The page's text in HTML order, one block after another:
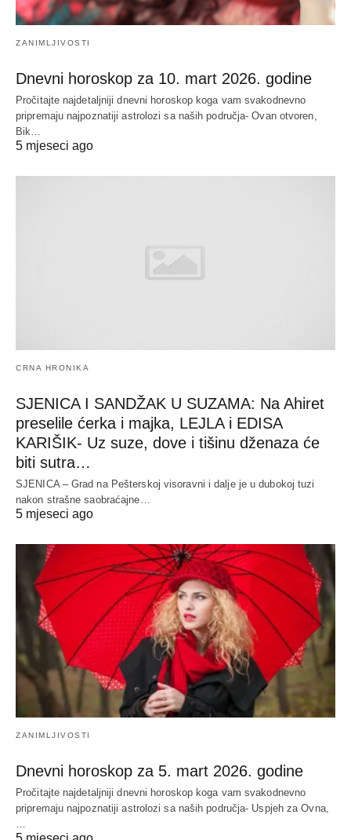
ZANIMLJIVOSTI
Dnevni horoskop za 10. mart 2026. godine
Pročitajte najdetaljniji dnevni horoskop koga vam svakodnevno
pripremaju najpoznatiji astrolozi sa naših područja- Ovan otvoren,
Bik…
5 mjeseci ago
CRNA HRONIKA
SJENICA I SANDŽAK U SUZAMA: Na Ahiret
preselile ćerka i majka, LEJLA i EDISA
KARIŠIK- Uz suze, dove i tišinu dženaza će
biti sutra…
SJENICA – Grad na Pešterskoj visoravni i dalje je u dubokoj tuzi
nakon strašne saobraćajne…
5 mjeseci ago
ZANIMLJIVOSTI
Dnevni horoskop za 5. mart 2026. godine
Pročitajte najdetaljniji dnevni horoskop koga vam svakodnevno
pripremaju najpoznatiji astrolozi sa naših područja- Uspjeh za Ovna,
…